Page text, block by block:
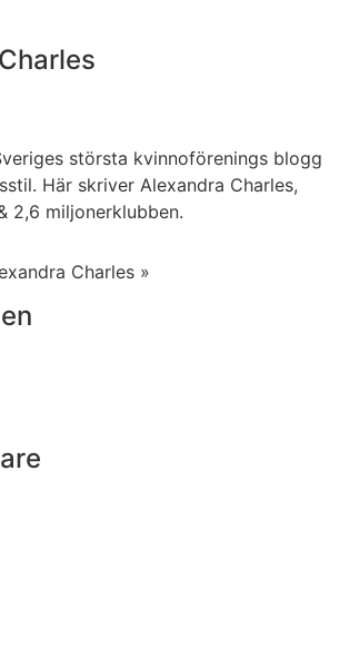
största kvinnoförenings blogg
Här skriver Alexandra Charles,
2,6 miljonerklubben.
Charles »